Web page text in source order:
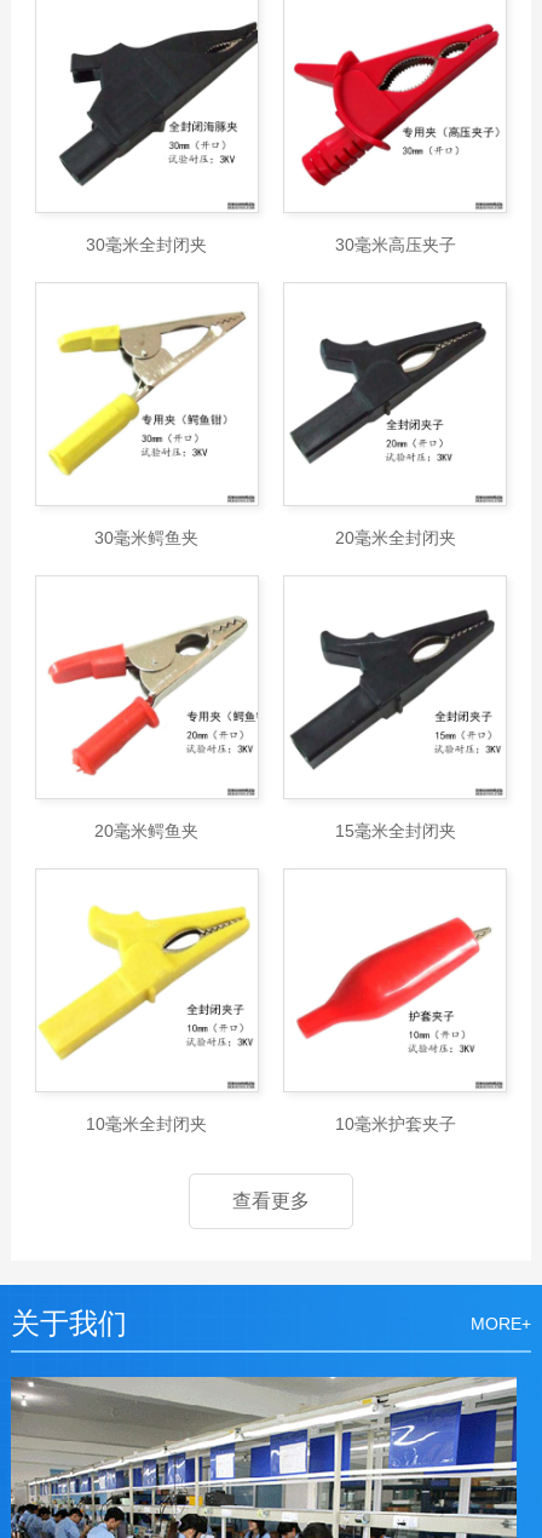
30毫米全封闭夹 30毫米高压夹子
30毫米鳄鱼夹 20毫米全封闭夹
20毫米鳄鱼夹 15毫米全封闭夹
10毫米全封闭夹 10毫米护套夹子
查看更多
MORE+
关于我们